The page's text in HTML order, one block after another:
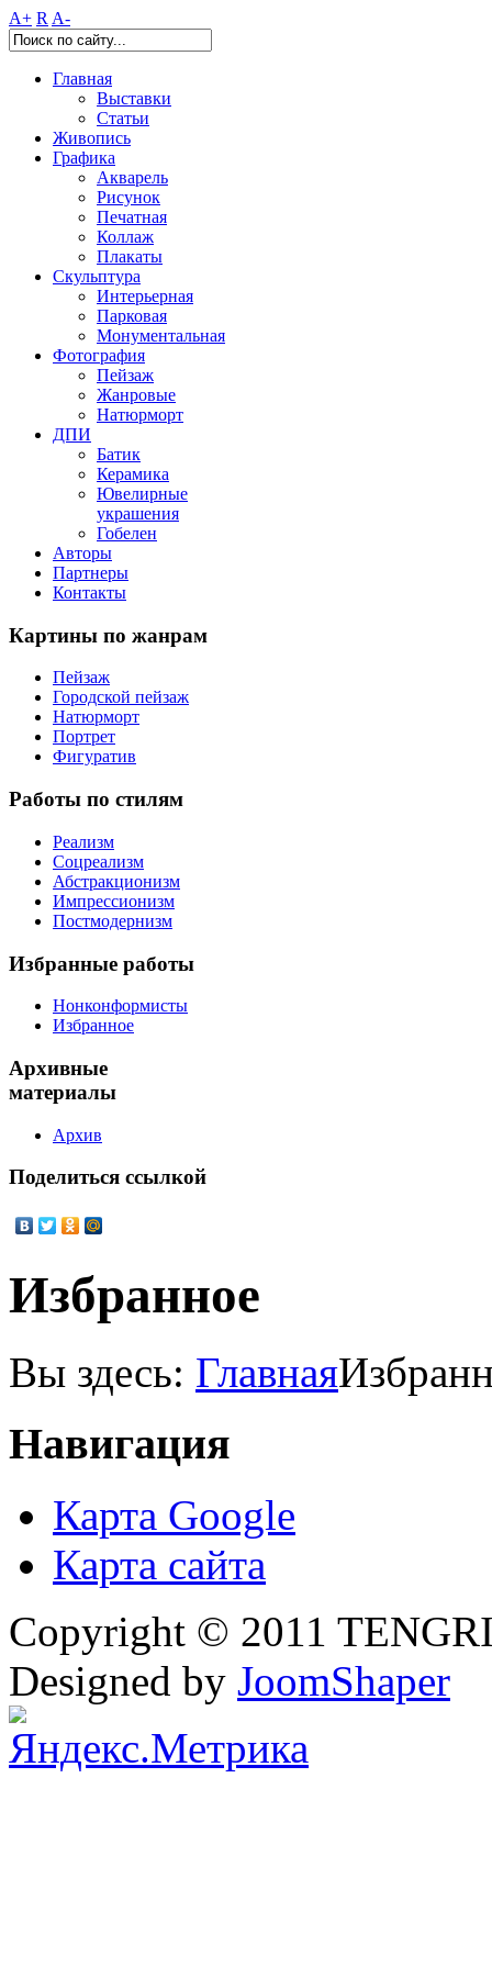
A+ R A-
Главная
Выставки
Статьи
Живопись
Графика
Акварель
Рисунок
Печатная
Коллаж
Плакаты
Скульптура
Интерьерная
Парковая
Монументальная
Фотография
Пейзаж
Жанровые
Натюрморт
ДПИ
Батик
Керамика
Ювелирные
украшения
Гобелен
Авторы
Партнеры
Контакты
Картины по жанрам
Пейзаж
Городской пейзаж
Натюрморт
Портрет
Фигуратив
Работы по стилям
Реализм
Соцреализм
Абстракционизм
Импрессионизм
Постмодернизм
Избранные работы
Нонконформисты
Избранное
Архивные
материалы
Архив
Поделиться ссылкой
Избранное
Вы здесь: Главная
Навигация
Карта Google
Карта сайта
Copyright © 2011
Designed by JoomShaper